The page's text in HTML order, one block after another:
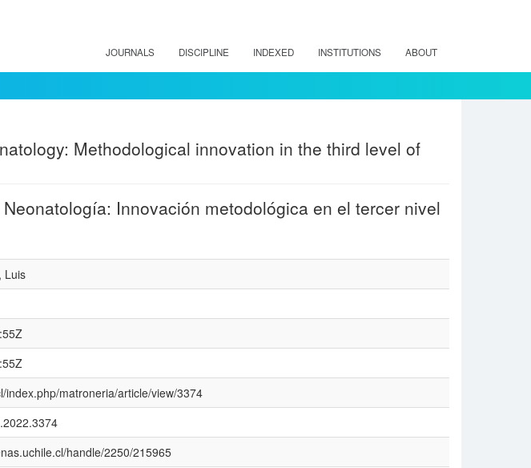
JOURNALS DISCIPLINE INDEXED INSTITUTIONS ABOUT
Methodological innovation in the third level of
Innovación metodológica en el tercer nivel
Luis
index.php/matroneria/article/view/3374
handle/2250/215965